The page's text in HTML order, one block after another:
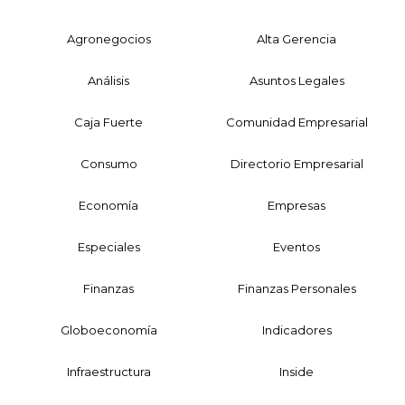
Agronegocios Alta Gerencia
Análisis Asuntos Legales
Caja Fuerte Comunidad Empresarial
Consumo Directorio Empresarial
Economía Empresas
Especiales Eventos
Finanzas Finanzas Personales
Globoeconomía Indicadores
Infraestructura Inside